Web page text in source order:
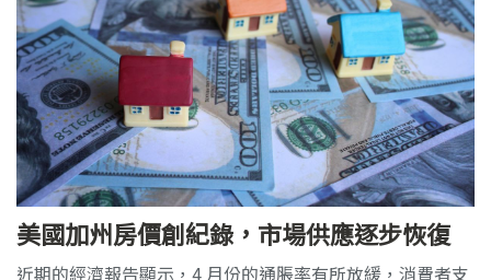
美國加州房價創紀錄，市場供應逐步恢復
近期的經濟報告顯示，4 月份的通脹率有所放緩，消費者支